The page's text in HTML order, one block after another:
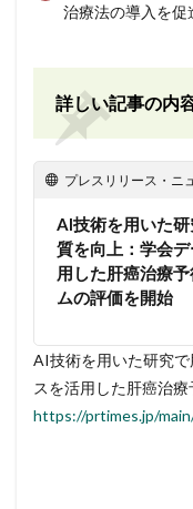
治療法の導入を促
詳しい記事の内
プレスリリース・ニュ
AI技術を用いた
質を向上：学会
用した肝癌治療
ムの評価を開始
AI技術を用いた研究
スを活用した肝癌治
https://prtimes.jp/